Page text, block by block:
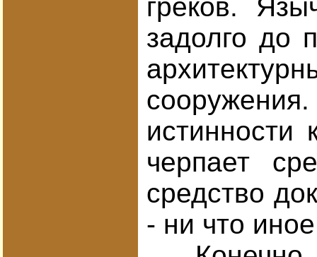
греков.
задолго до
истинности
черпает
средство
- ни что